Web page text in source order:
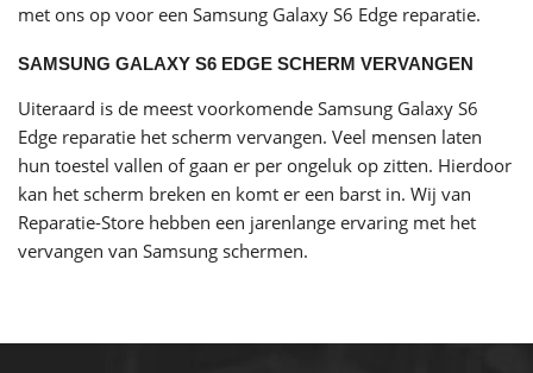
met ons op voor een Samsung Galaxy S6 Edge reparatie.
SAMSUNG GALAXY S6 EDGE SCHERM VERVANGEN
Uiteraard is de meest voorkomende Samsung Galaxy S6
Edge reparatie het scherm vervangen. Veel mensen laten
hun toestel vallen of gaan er per ongeluk op zitten. Hierdoor
kan het scherm breken en komt er een barst in. Wij van
Reparatie-Store hebben een jarenlange ervaring met het
vervangen van Samsung schermen.